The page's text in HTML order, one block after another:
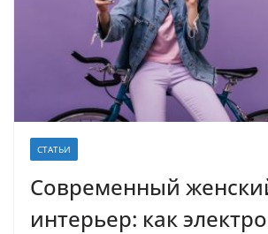
СТАТЬИ
Современный
интерьер: как